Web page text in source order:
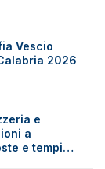
Vescio
2026
e
a
e tempi